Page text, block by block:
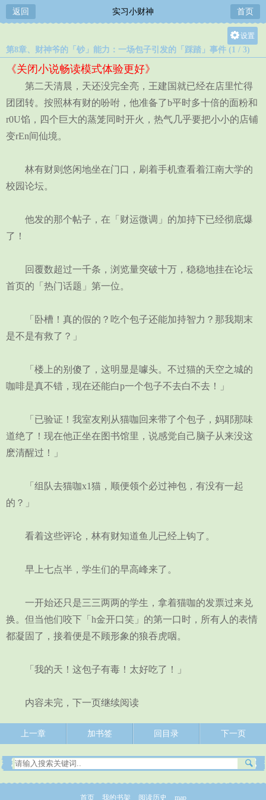
返回 实习小财神 首页
设置
关灯
中
小
第8章、财神爷的「钞」能力：一场包子引发的「踩踏」事件 (1 / 3)
《关闭小说畅读模式体验更好》
第二天清晨，天还没完全亮，王建国就已经在店里忙得
团团转。按照林有财的吩咐，他准备了b平时多十倍的面粉和
r0U馅，四个巨大的蒸笼同时开火，热气几乎要把小小的店铺
变rEn间仙境。
林有财则悠闲地坐在门口，刷着手机查看着江南大学的
校园论坛。
他发的那个帖子，在「财运微调」的加持下已经彻底爆
了！
回覆数超过一千条，浏览量突破十万，稳稳地挂在论坛
首页的「热门话题」第一位。
「卧槽！真的假的？吃个包子还能加持智力？那我期末
是不是有救了？」
「楼上的别傻了，这明显是噱头。不过猫的天空之城的
咖啡是真不错，现在还能白p一个包子不去白不去！」
「已验证！我室友刚从猫咖回来带了个包子，妈耶那味
道绝了！现在他正坐在图书馆里，说感觉自己脑子从来没这
麽清醒过！」
「组队去猫咖x1猫，顺便领个必过神包，有没有一起
的？」
看着这些评论，林有财知道鱼儿已经上钩了。
早上七点半，学生们的早高峰来了。
一开始还只是三三两两的学生，拿着猫咖的发票过来兑
换。但当他们咬下「h金开口笑」的第一口时，所有人的表情
都凝固了，接着便是不顾形象的狼吞虎咽。
「我的天！这包子有毒！太好吃了！」
内容未完，下一页继续阅读
上一章 加书签 回目录 下一页
首页 我的书架 阅读历史 map